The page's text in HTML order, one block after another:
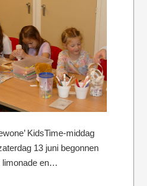
KidsTime-middag
13 juni begonnen
limonade en…